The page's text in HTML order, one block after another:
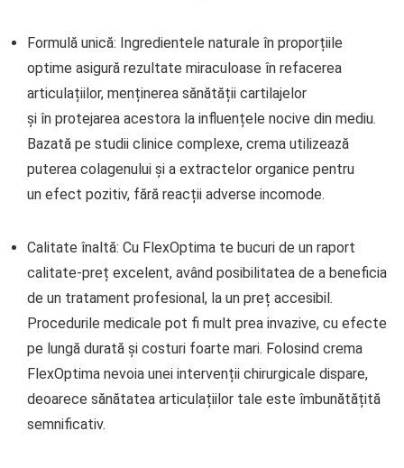
Formulă unică: Ingredientele naturale în proporțiile
optime asigură rezultate miraculoase în refacerea
articulațiilor, menținerea sănătății cartilajelor
și în protejarea acestora la influențele nocive din mediu.
Bazată pe studii clinice complexe, crema utilizează
puterea colagenului și a extractelor organice pentru
un efect pozitiv, fără reacții adverse incomode.
Calitate înaltă: Cu FlexOptima te bucuri de un raport
calitate-preț excelent, având posibilitatea de a beneficia
de un tratament profesional, la un preț accesibil.
Procedurile medicale pot fi mult prea invazive, cu efecte
pe lungă durată și costuri foarte mari. Folosind crema
FlexOptima nevoia unei intervenții chirurgicale dispare,
deoarece sănătatea articulațiilor tale este îmbunătățită
semnificativ.